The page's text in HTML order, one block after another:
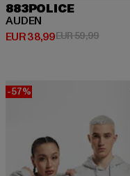
883POLICE
AUDEN
EUR 38,99
Derzeitiger Preis: EUR
EUR 59,99
-57%